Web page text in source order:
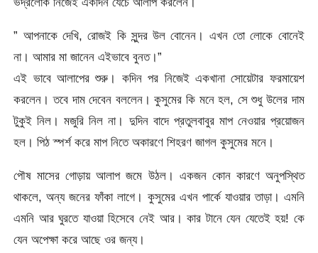
” আপনাকে দেখি, রোজই কি সুন্দর উল বোনেন। এখন তো লোকে বোনেই
না। আমার মা জানেন এইভাবে বুনত।”
এই ভাবে আলাপের শুরু। কদিন পর নিজেই একখানা সোয়েটার ফরমায়েশ
করলেন। তবে দাম দেবেন বললেন। কুসুমের কি মনে হল, সে শুধু উলের দাম
টুকুই নিল। মজুরি নিল না। দুদিন বাদে প্রতুলবাবুর মাপ নেওয়ার প্রয়োজন
হল। পিঠ স্পর্শ করে মাপ নিতে অকারণে শিহরণ জাগল কুসুমের মনে।
পৌষ মাসের গোড়ায় আলাপ জমে উঠল। একজন কোন কারণে অনুপস্থিত
থাকলে, অন্য জনের ফাঁকা লাগে। কুসুমের এখন পার্কে যাওয়ার তাড়া। এমনি
এমনি আর ঘুরতে যাওয়া হিসেবে নেই আর। কার টানে যেন যেতেই হয়! কে
যেন অপেক্ষা করে আছে ওর জন্য।